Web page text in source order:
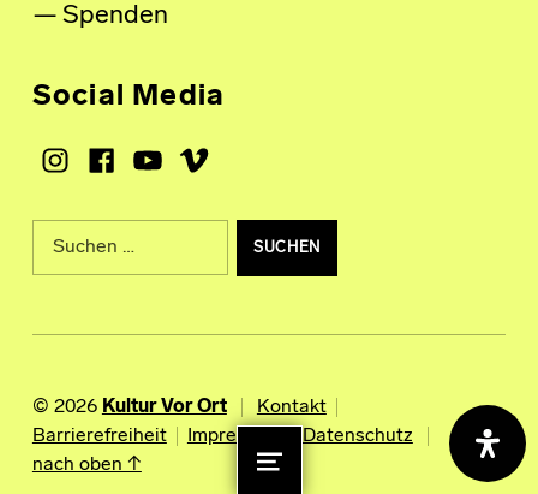
MENU
Spenden
Social Media
Instagram
Facebook
Youtube
Vimeo
Suche nach:
© 2026 Kultur Vor Ort
Kontakt
Barrierefreiheit
Impressum
Datenschutz
nach oben ↑